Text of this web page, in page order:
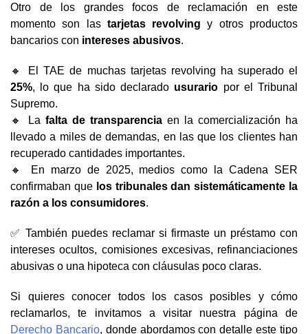
Otro de los grandes focos de reclamación en este
momento son las tarjetas revolving y otros productos
bancarios con intereses abusivos.
🔸 El TAE de muchas tarjetas revolving ha superado el
25%, lo que ha sido declarado usurario por el Tribunal
Supremo.
🔸 La falta de transparencia en la comercialización ha
llevado a miles de demandas, en las que los clientes han
recuperado cantidades importantes.
🔸 En marzo de 2025, medios como la Cadena SER
confirmaban que los tribunales dan sistemáticamente la
razón a los consumidores.
✅ También puedes reclamar si firmaste un préstamo con
intereses ocultos, comisiones excesivas, refinanciaciones
abusivas o una hipoteca con cláusulas poco claras.
Si quieres conocer todos los casos posibles y cómo
reclamarlos, te invitamos a visitar nuestra página de
Derecho Bancario, donde abordamos con detalle este tipo